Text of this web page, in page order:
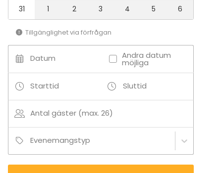
Konferenscenter
Tilläggsuppgifter om tjänster och faciliteter
Tilattavissa erikseen myös tarjoilupalveluita,
tulostuspalveluita, konferenssipuhelinpalvelu ja
31
1 2 3 4 5 6
Tillgänglighet via förfrågan
Datum Andra datum
möjliga
Starttid Sluttid
Antal gäster (max. 26)
Evenemangstyp